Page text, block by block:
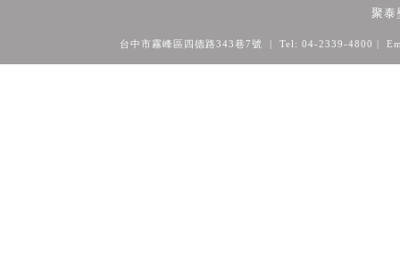
聚泰
台中市霧峰區四德路343巷7號 | Tel: 04-2339-4800 |